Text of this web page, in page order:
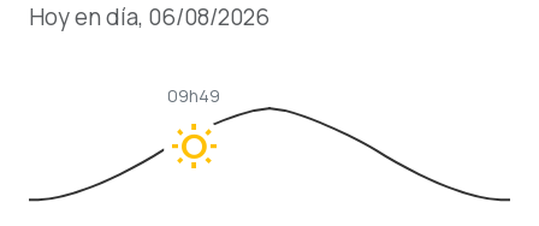
Hoy en día, 06/08/2026
wb_sunny
09h49